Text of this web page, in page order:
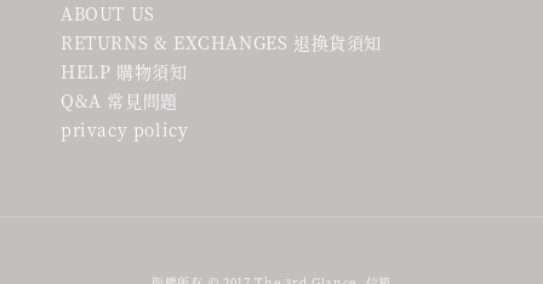
ABOUT US
RETURNS & EXCHANGES 退換貨須知
HELP 購物須知
Q&A 常見問題
privacy policy